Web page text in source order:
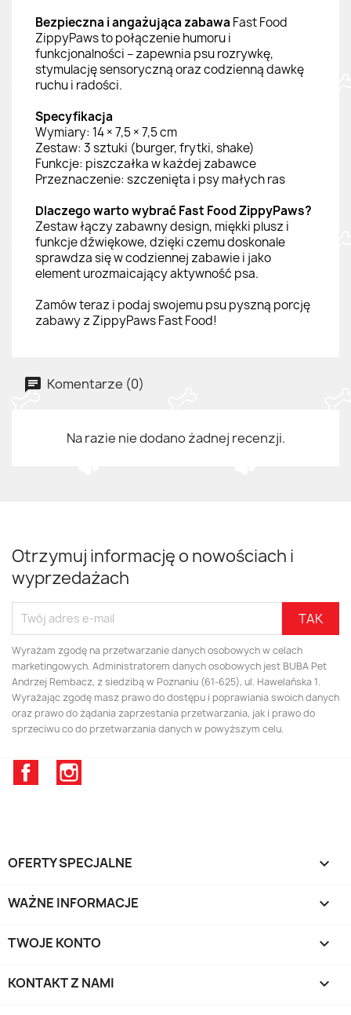
Bezpieczna i angażująca zabawa Fast Food
ZippyPaws to połączenie humoru i
funkcjonalności – zapewnia psu rozrywkę,
stymulację sensoryczną oraz codzienną dawkę
ruchu i radości.
Specyfikacja
Wymiary: 14 × 7,5 × 7,5 cm
Zestaw: 3 sztuki (burger, frytki, shake)
Funkcje: piszczałka w każdej zabawce
Przeznaczenie: szczenięta i psy małych ras
Dlaczego warto wybrać Fast Food ZippyPaws?
Zestaw łączy zabawny design, miękki plusz i
funkcje dźwiękowe, dzięki czemu doskonale
sprawdza się w codziennej zabawie i jako
element urozmaicający aktywność psa.
Zamów teraz i podaj swojemu psu pyszną porcję
zabawy z ZippyPaws Fast Food!
Komentarze (0)
Na razie nie dodano żadnej recenzji.
Otrzymuj informację o nowościach i
wyprzedażach
Wyrażam zgodę na przetwarzanie danych osobowych w celach
marketingowych. Administratorem danych osobowych jest BUBA Pet
Andrzej Rembacz, z siedzibą w Poznaniu (61-625), ul. Hawelańska 1.
Wyrażając zgodę masz prawo do dostępu i poprawiania swoich danych
oraz prawo do żądania zaprzestania przetwarzania, jak i prawo do
sprzeciwu co do przetwarzania danych w powyższym celu.
Facebook
OFERTY SPECJALNE 
WAŻNE INFORMACJE 
TWOJE KONTO 
KONTAKT Z NAMI keyboard_arrow_down